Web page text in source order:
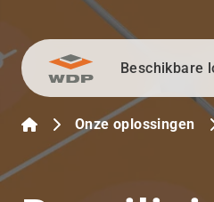
Ga naar inhoudBeschikbare
Onze oplossingen